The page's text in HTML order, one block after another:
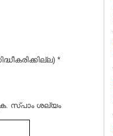
*
സ്പാം ശല്യം